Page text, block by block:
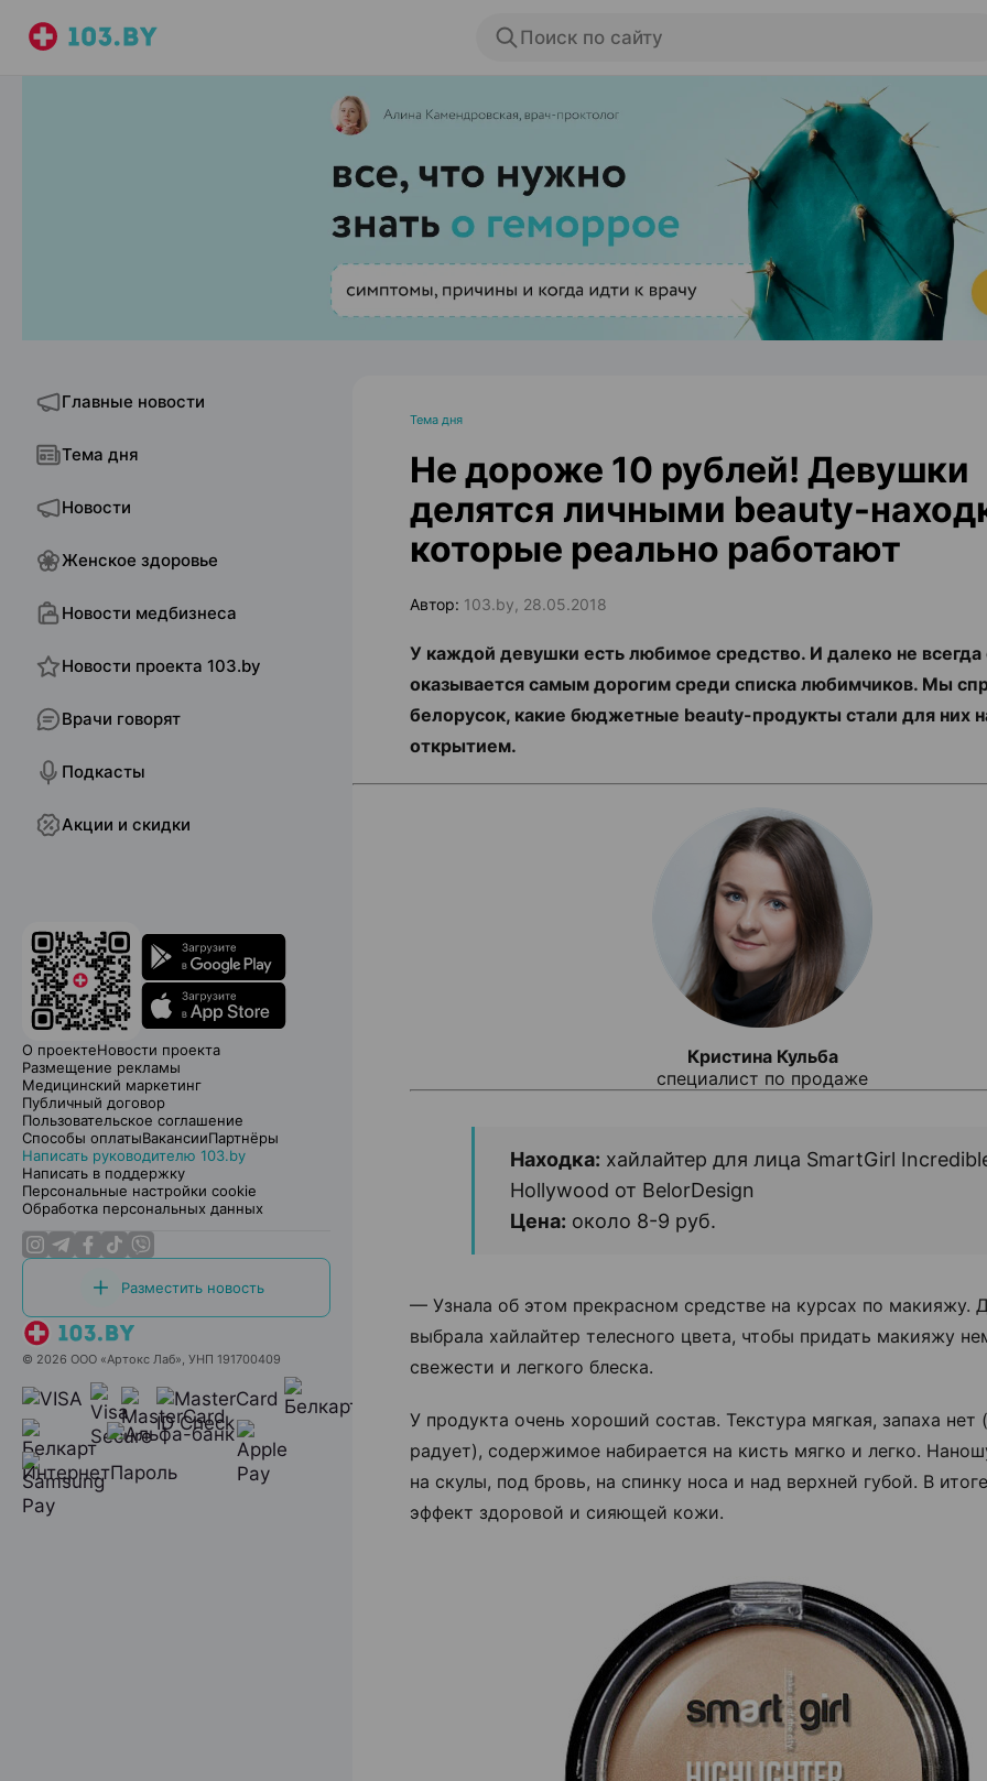
Поиск по сайту
ЭФФЕКТИВНАЯ РЕКЛАМА НА САЙТЕ
Главные новости
Тема дня
Новости
Женское здоровье
Новости медбизнеса
Новости проекта 103.by
Врачи говорят
Подкасты
Акции и скидки
О проектеНовости проекта
Размещение рекламы
Медицинский маркетинг
Публичный договор
Пользовательское соглашение
Способы оплатыВакансииПартнёры
Написать руководителю 103.by
Написать в поддержку
Персональные настройки cookie
Обработка персональных данных
Разместить новость
© 2026 ООО «Артокс Лаб», УНП 191700409
Тема дня
Не дороже 10 рублей! Девушки
делятся личными beauty-
которые реально работают
Автор: 103.by, 28.05.2018
У каждой девушки есть любимое средство. И далеко не всегда
оказывается самым дорогим среди списка любимчиков. Мы
белорусок, какие бюджетные beauty-продукты стали для них
открытием.
Кристина Кульба
специалист по продаже
Находка: хайлайтер для лица SmartGirl
Hollywood от BelorDesign
Цена: около 8-9 руб.
— Узнала об этом прекрасном средстве на курсах по макияжу.
выбрала хайлайтер телесного цвета, чтобы придать макияжу
свежести и легкого блеска.
У продукта очень хороший состав. Текстура мягкая, запаха нет
радует), содержимое набирается на кисть мягко и легко.
на скулы, под бровь, на спинку носа и над верхней губой. В
эффект здоровой и сияющей кожи.